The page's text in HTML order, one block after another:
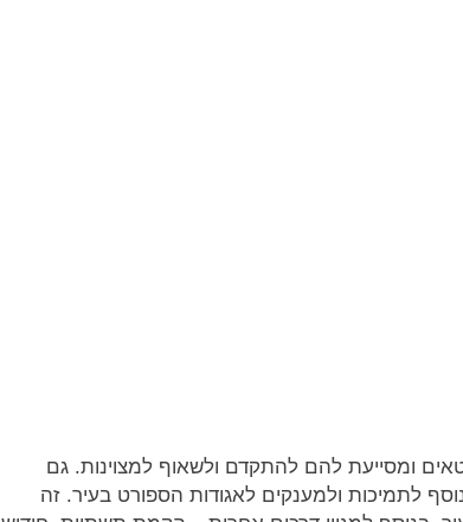
ומסייעת להם להתקדם ולשאוף למצוינות. גם
לתמיכות ולמענקים לאגודות הספורט בעיר. זה